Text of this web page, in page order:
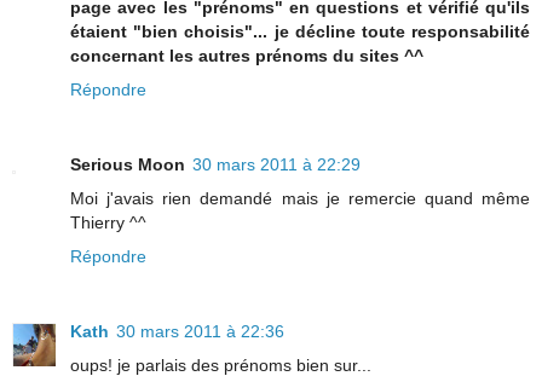
page avec les "prénoms" en questions et vérifié qu'ils
étaient "bien choisis"... je décline toute responsabilité
concernant les autres prénoms du sites ^^
Répondre
Serious Moon 30 mars 2011 à 22:29
Moi j'avais rien demandé mais je remercie quand même
Thierry ^^
Répondre
Kath 30 mars 2011 à 22:36
oups! je parlais des prénoms bien sur...